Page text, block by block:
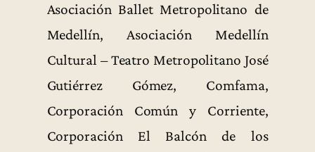
Asociación Ballet Metropolitano de
Medellín, Asociación Medellín
Cultural – Teatro Metropolitano José
Gutiérrez Gómez, Comfama,
Corporación Común y Corriente,
Corporación El Balcón de los